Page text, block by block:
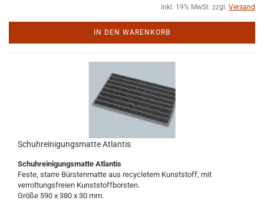
inkl. 19% MwSt. zzgl. Versand
IN DEN WARENKORB
Schuhreinigungsmatte Atlantis
Schuhreinigungsmatte Atlantis
Feste, starre Bürstenmatte aus recycletem Kunststoff, mit
verrottungsfreien Kunststoffborsten.
Größe 590 x 380 x 30 mm.